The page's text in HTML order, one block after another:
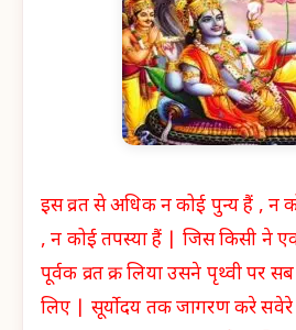
इस व्रत से अधिक न कोई पुन्य हैं , न
, न कोई तपस्या हैं | जिस किसी ने
पूर्वक व्रत क्र लिया उसने पृथ्वी पर
लिए | सूर्योदय तक जागरण करे सवेरे